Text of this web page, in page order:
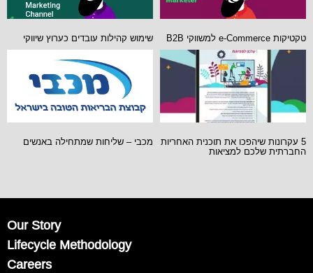
טקטיקות e-Commerce למשווקי B2B שימוש קהילות עובדים כערוץ שיווקי
5 עקרונות שיהפכו את תוכנית האחריות
החברתית שלכם למציאות
מכבי – שליחות שמתחילה באנשים
Our Story
Lifecycle Methodology
Careers